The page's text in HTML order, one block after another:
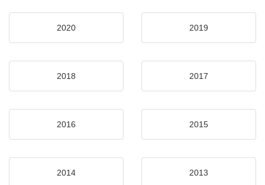
2020 2019
2018 2017
2016 2015
2014 2013